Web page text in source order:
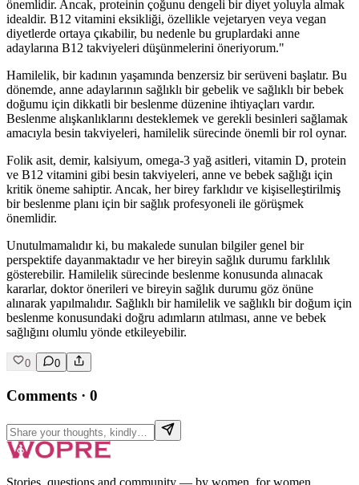
önemlidir. Ancak, proteinin çoğunu dengeli bir diyet yoluyla almak
idealdir. B12 vitamini eksikliği, özellikle vejetaryen veya vegan
diyetlerde ortaya çıkabilir, bu nedenle bu gruplardaki anne
adaylarına B12 takviyeleri düşünmelerini öneriyorum."
Hamilelik, bir kadının yaşamında benzersiz bir serüveni başlatır. Bu
dönemde, anne adaylarının sağlıklı bir gebelik ve sağlıklı bir bebek
doğumu için dikkatli bir beslenme düzenine ihtiyaçları vardır.
Beslenme alışkanlıklarını desteklemek ve gerekli besinleri sağlamak
amacıyla besin takviyeleri, hamilelik sürecinde önemli bir rol oynar.
Folik asit, demir, kalsiyum, omega-3 yağ asitleri, vitamin D, protein
ve B12 vitamini gibi besin takviyeleri, anne ve bebek sağlığı için
kritik öneme sahiptir. Ancak, her birey farklıdır ve kişiselleştirilmiş
bir beslenme planı için bir sağlık profesyoneli ile görüşmek
önemlidir.
Unutulmamalıdır ki, bu makalede sunulan bilgiler genel bir
perspektife dayanmaktadır ve her bireyin sağlık durumu farklılık
gösterebilir. Hamilelik sürecinde beslenme konusunda alınacak
kararlar, doktor önerileri ve bireyin sağlık durumu göz önüne
alınarak yapılmalıdır. Sağlıklı bir hamilelik ve sağlıklı bir doğum için
beslenme konusundaki doğru adımların atılması, anne ve bebek
sağlığını olumlu yönde etkileyebilir.
0 0
Comments · 0
Stories, questions and community — by women, for women.